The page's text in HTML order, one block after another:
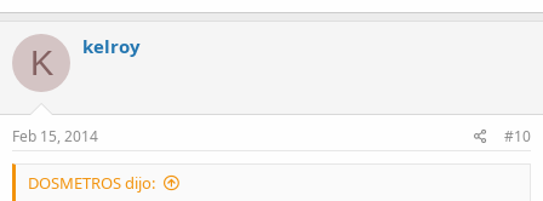
K kelroy
Feb 15, 2014 #10
DOSMETROS dijo: